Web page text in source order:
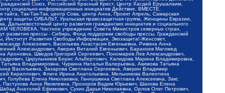
Союз, Российский Красный Крест, Центр Хасдей Ерушалаим,
социально-информационных инициатив Действие, ВМЕСТЕ,
Так-Так-Так, центр Сова, центр Анна, Проект Апрель, Самарская
защиты СИБАЛЬТ, Уральская правозащитная группа, Женщины Евразии,
Дальневосточный центр развития гражданских инициатив и социального
ЧЕЛОВЕКА, Частное учреждение Совета Министров северных стран,
прессы - Сибирь, Фонд поддержки свободы прессы, Гражданский
Институт Развития Свободы Информации, Экозащита!-Женсовет,
Алексеевич, Васильева Анастасия Евгеньевна, Ривина Анна
Александрович, Аверин Виталий Евгеньевич, Барахоев Магомед
Шведов Григорий Сергеевич, Пономарев Лев Александрович,
Цирульников Борис Альбертович, Халидова Марина Владимировна,
Владимировна, Чуркина Наталья Валерьевна, Акимова Татьяна
Васильевна, Захарова Светлана Сергеевна, Аверин Владимир
Кириллович, Флиге Ирина Анатольевна, Мельникова Валентина
Елена Николаевна, Ганнушкина Светлана Алексеевна, Закс
Анна Яковлевна, Прохоров Вадим Юрьевич, Шахова Елена
Анатолий Ефимович, Сухих Дарья Николаевна, Орлов Олег Петрович,